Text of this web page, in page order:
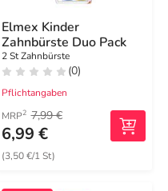
Elmex Kinder
Zahnbürste Duo Pack
2 St Zahnbürste
(0)
Pflichtangaben
MRP2 7,99 €
6,99 €
(3,50 €/1 St)